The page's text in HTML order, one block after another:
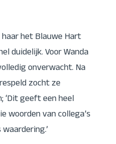
het Blauwe Hart
duidelijk. Voor Wanda
onverwacht. Na
zocht ze
‘Dit geeft een heel
woorden van collega’s